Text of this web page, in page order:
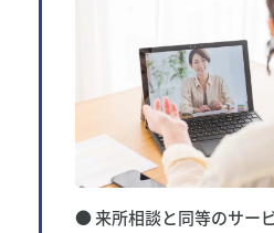
● 来所相談と同等のサー